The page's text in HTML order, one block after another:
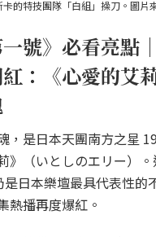
的特技團隊「白組」操刀。圖片
一號》必看亮點
：《心愛的艾
，是日本天團南方之星
》（いとしのエリー）
是日本樂壇最具代表性的
熱播再度爆紅。